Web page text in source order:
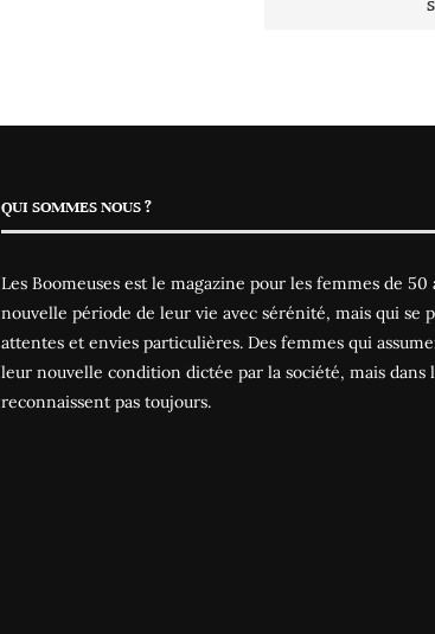
QUI SOMMES NOUS ?
Les Boomeuses est le magazine pour les femmes de
nouvelle période de leur vie avec sérénité, mais qui se
attentes et envies particulières. Des femmes qui
leur nouvelle condition dictée par la société, mais dans
reconnaissent pas toujours.